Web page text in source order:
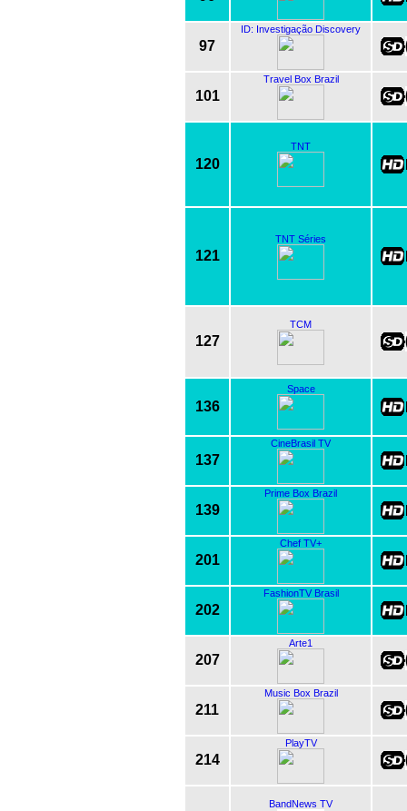
97
ID: Investigação Discovery
101
Travel Box Brazil
120
TNT
121
TNT Séries
127
TCM
136
Space
137
CineBrasil TV
139
Prime Box Brazil
201
Chef TV+
202
FashionTV Brasil
207
Arte1
211
Music Box Brazil
214
PlayTV
BandNews TV